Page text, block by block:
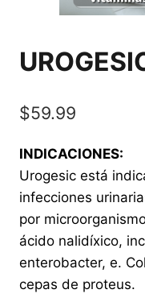
$59.99
INDICACIONES:
Urogesic está
infecciones
por
ácido nalidíxico,
enterobacter, e.
cepas de proteus.